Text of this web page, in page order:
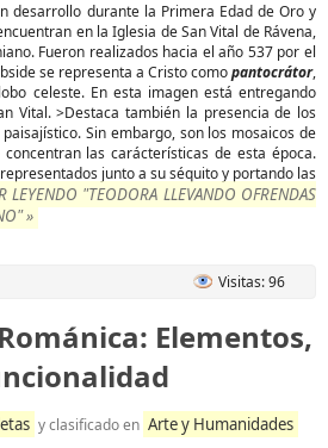
desarrollo durante la Primera Edad de Oro y
en la Iglesia de San Vital de Rávena,
Fueron realizados hacia el año 537 por el
se representa a Cristo comopantocrátor,
celeste. En esta imagen está entregando
Vital. >Destaca también la presencia de los
Sin embargo, son los mosaicos de
concentran las carácterísticas de esta época.
junto a su séquito y portando las
LEYENDO "TEODORA LLEVANDO OFRENDAS
»
Visitas: 96
Elementos,
y clasificado en Arte y Humanidades